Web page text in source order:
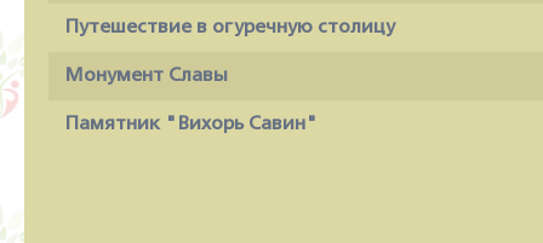
Путешествие в огуречную столицу
Монумент Славы
Памятник "Вихорь Савин"